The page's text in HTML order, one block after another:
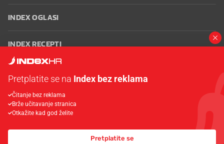
INDEX OGLASI
INDEX RECEPTI
Oglašavanje Zaposli se na Indexu
korištenja
Postavke kolačića
Pretplatite se na Index bez reklama
Čitanje bez reklama
Brže učitavanje stranica
Otkažite kad god želite
Pretplatite se